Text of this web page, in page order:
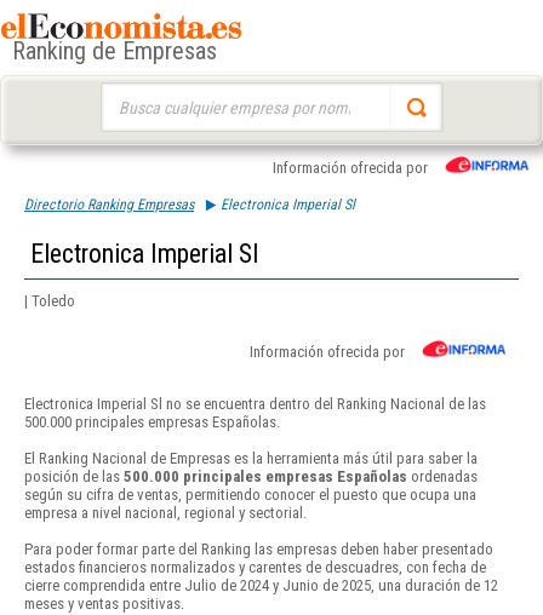
Ranking de Empresas
Información ofrecida por
Directorio Ranking Empresas Electronica Imperial Sl
Electronica Imperial Sl
| Toledo
Información ofrecida por
Electronica Imperial Sl no se encuentra dentro del Ranking Nacional de las
500.000 principales empresas Españolas.
El Ranking Nacional de Empresas es la herramienta más útil para saber la
posición de las 500.000 principales empresas Españolas ordenadas
según su cifra de ventas, permitiendo conocer el puesto que ocupa una
empresa a nivel nacional, regional y sectorial.
Para poder formar parte del Ranking las empresas deben haber presentado
estados financieros normalizados y carentes de descuadres, con fecha de
cierre comprendida entre Julio de 2024 y Junio de 2025, una duración de 12
meses y ventas positivas.